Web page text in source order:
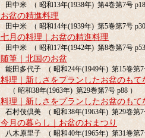
田中米 （ 昭和13年(1938年) 第4巻第7号
お盆の精進料理
田中米 （ 昭和14年(1939年) 第5巻第7号
七月の料理｜お盆の精進料理
田中米 （ 昭和17年(1942年) 第8巻第7号
随筆｜北国のお盆
能田多代子 （ 昭和24年(1949年) 第15巻第7
料理｜新しさをプランしたお盆のも
（ 昭和38年(1963年) 第29巻第7号 p88 ）
料理｜新しさをプランしたお盆のもて
石村伎倶美 （ 昭和38年(1963年) 第29巻第7
今月の暮らし｜お盆のおまつり
八木原里子 （ 昭和40年(1965年) 第31巻第7